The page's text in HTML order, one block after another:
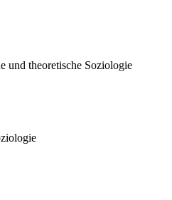
und theoretische Soziologie